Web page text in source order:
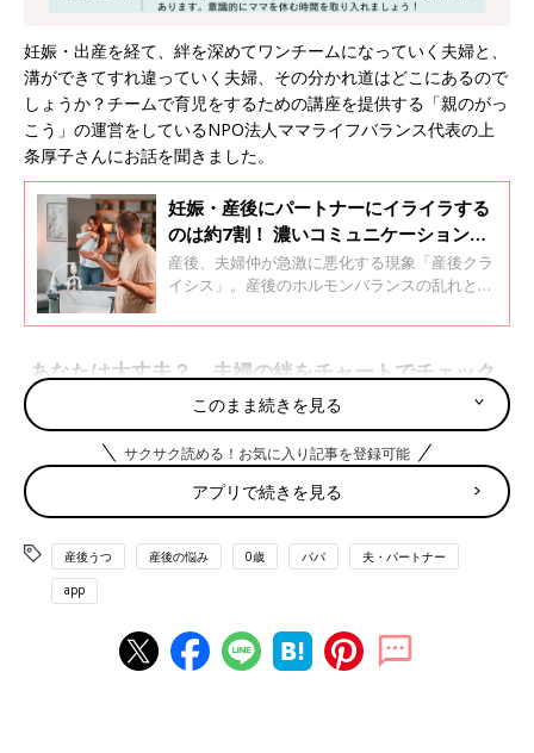
妊娠・出産を経て、絆を深めてワンチームになっていく夫婦と、
溝ができてすれ違っていく夫婦、その分かれ道はどこにあるので
しょうか？チームで育児をするための講座を提供する「親のがっ
こう」の運営をしているNPO法人ママライフバランス代表の上
条厚子さんにお話を聞きました。
妊娠・産後にパートナーにイライラする
のは約7割！ 濃いコミュニケーションと
休息を取ることが不仲を引きずらないコ
ツ
産後、夫婦仲が急激に悪化する現象「産後クラ
イシス」。産後のホルモンバランスの乱れと寝
な変化が起こるママとパパの間でのコミュニケ
問題にも発展しかねない産後クライシスについ
て、たまひよが3000名以上のママパパにリサー
チ！リアルな本音を聞きました。今回の質問は
「妊娠中・産後にパートナー不満を感じた
か」。
あなたは大丈夫？ 夫婦の絆をチャートでチェック
育児をしていく中で、あなたはパートナーときちんとリレーショ
ンシップが築けているでしょうか。まずはチャートで診断をして
みてください。ママ用・パパ用があるので、それぞれにやってみ
て！
本稿の編集を担当し、二児のママである編集Kが挑戦したとこ
ろ、結果は“溝ルート度80〜100％の超人的な頑張り屋さん”とい
る可能性が……。みなさんはどうでしたか？
このまま続きを見る
サクサク読める！お気に入り記事を登録可能
アプリで続きを見る
産後うつ 産後の悩み 0歳 パパ 夫・パートナー
app